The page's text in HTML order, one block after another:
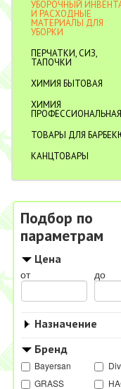
УБОРОЧНЫЙ
И РАСХОДНЫЕ
МАТЕРИАЛЫ ДЛЯ
УБОРКИ
ПЕРЧАТКИ, СИЗ,
ТАПОЧКИ
ХИМИЯ БЫТОВАЯ
ХИМИЯ
ПРОФЕССИОНАЛЬНАЯ
ТОВАРЫ ДЛЯ
КАНЦТОВАРЫ
Подбор по
параметрам
Цена
от до
Назначение
Бренд
Bayersan
GRASS